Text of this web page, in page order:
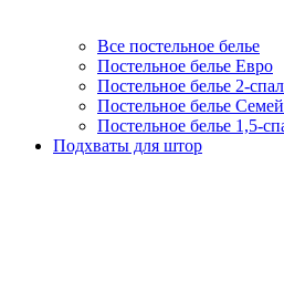
Все постельное белье
Постельное белье Евро
Постельное белье 2-
Постельное белье
Постельное белье 1,5-
Подхваты для штор